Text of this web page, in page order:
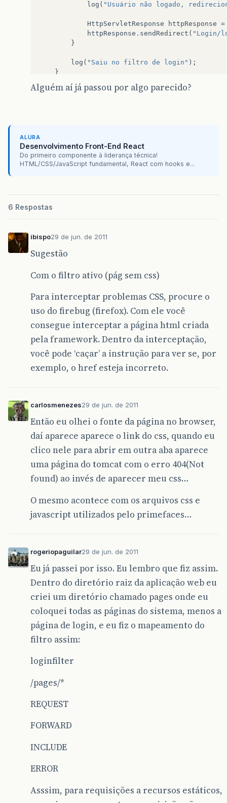
log ( "Usuário não logado,
HttpServletResponse httpResponse =
httpResponse . sendRedirect ( "Login/
}
log ( "Saiu no filtro de login" );
}
@Override
}
@ Override
}
Alguém aí já passou por algo parecido?
ALURA
Desenvolvimento Front-End React
Do primeiro componente à liderança técnica!
HTML/CSS/JavaScript fundamental, React com hooks e...
6 Respostas
ibispo29 de jun. de 2011
Sugestão
Com o filtro ativo (pág sem css)
Para interceptar problemas CSS, procure o
uso do firebug (firefox). Com ele você
consegue interceptar a página html criada
pela framework. Dentro da interceptação,
você pode ‘caçar’ a instrução para ver se, por
exemplo, o href esteja incorreto.
carlosmenezes29 de jun. de 2011
Então eu olhei o fonte da página no browser,
daí aparece aparece o link do css, quando eu
clico nele para abrir em outra aba aparece
uma página do tomcat com o erro 404(Not
found) ao invés de aparecer meu css…
O mesmo acontece com os arquivos css e
javascript utilizados pelo primefaces…
rogeriopaguilar29 de jun. de 2011
Eu já passei por isso. Eu lembro que fiz assim.
Dentro do diretório raiz da aplicação web eu
criei um diretório chamado pages onde eu
coloquei todas as páginas do sistema, menos a
página de login, e eu fiz o mapeamento do
filtro assim:
loginfilter
/pages/*
REQUEST
FORWARD
INCLUDE
ERROR
Asssim, para requisições a recursos estáticos,